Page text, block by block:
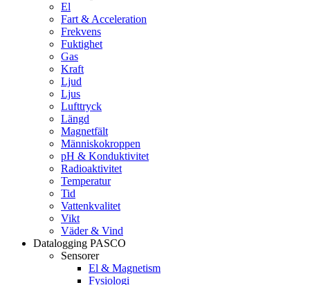
El
Fart & Acceleration
Frekvens
Fuktighet
Gas
Kraft
Ljud
Ljus
Lufttryck
Längd
Magnetfält
Människokroppen
pH & Konduktivitet
Radioaktivitet
Temperatur
Tid
Vattenkvalitet
Vikt
Väder & Vind
Datalogging PASCO
Sensorer
El & Magnetism
Fysiologi